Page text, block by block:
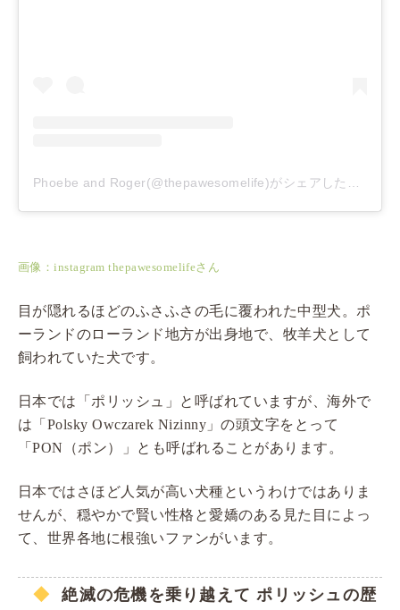
画像：instagram thepawesomelifeさん
目が隠れるほどのふさふさの毛に覆われた中型犬。ポ
ーランドのローランド地方が出身地で、牧羊犬として
飼われていた犬です。
日本では「ポリッシュ」と呼ばれていますが、海外で
は「Polsky Owczarek Nizinny」の頭文字をとって
「PON（ポン）」とも呼ばれることがあります。
日本ではさほど人気が高い犬種というわけではありま
せんが、穏やかで賢い性格と愛嬌のある見た目によっ
て、世界各地に根強いファンがいます。
絶滅の危機を乗り越えて ポリッシュの歴